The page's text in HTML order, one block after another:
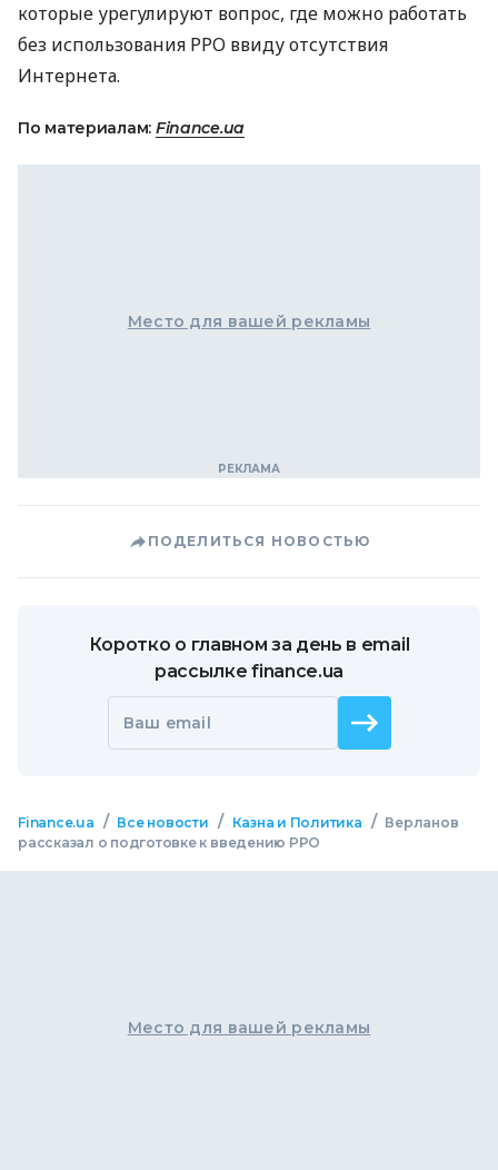
которые урегулируют вопрос, где можно работать
без использования РРО ввиду отсутствия
Интернета.
По материалам: Finance.ua
Место для вашей рекламы
ПОДЕЛИТЬСЯ НОВОСТЬЮ
Коротко о главном за день в email
рассылке finance.ua
Ваш email
Finance.ua / Все новости / Казна и Политика / Верланов
рассказал о подготовке к введению РРО
Место для вашей рекламы